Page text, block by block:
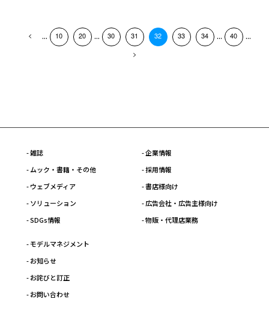
... 10 20 ... 30 31 32 33 34 ... 40 ...
- 雑誌
- ムック・書籍・その他
- ウェブメディア
- ソリューション
- SDGs情報
- 企業情報
- 採用情報
- 書店様向け
- 広告会社・広告主様向け
- 物販・代理店業務
- モデルマネジメント
- お知らせ
- お詫びと訂正
- お問い合わせ